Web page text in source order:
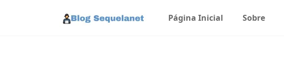
Página Inicial Sobre